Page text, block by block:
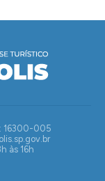
16300-005
às 16h